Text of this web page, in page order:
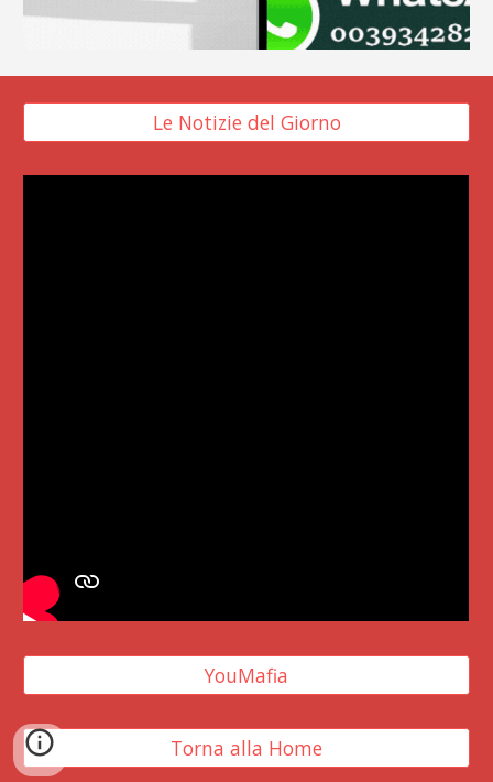
Le Notizie del Giorno
YouMafia
Torna alla Home